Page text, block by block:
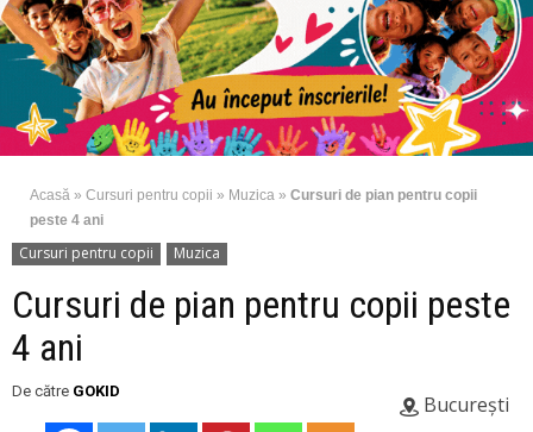
Acasă » Cursuri pentru copii » Muzica » Cursuri de pian pentru copii
peste 4 ani
Cursuri pentru copii Muzica
Cursuri de pian pentru copii peste
4 ani
București
De către GOKID